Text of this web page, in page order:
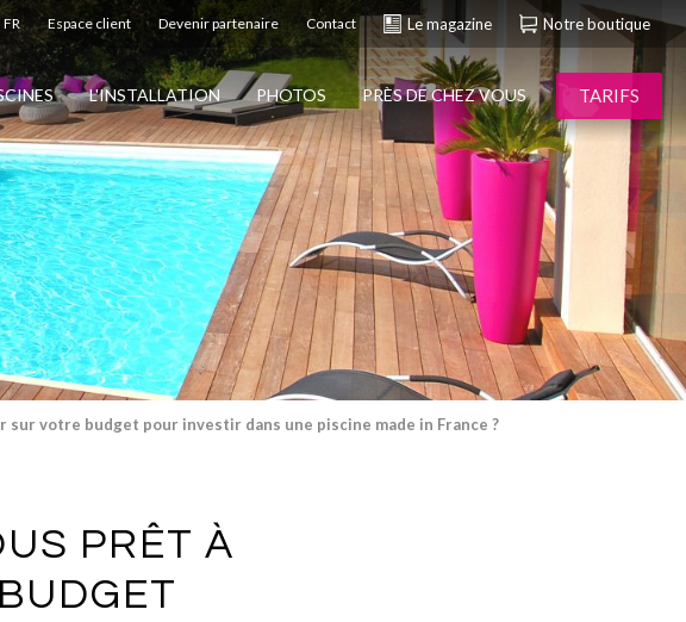
FR Espace client Devenir partenaire Contact Le magazine Notre boutique
TARIFS
L'INSTALLATION PHOTOS PRÈS DE CHEZ VOUS
votre budget pour investir dans une piscine made in France ?
PRÊT À